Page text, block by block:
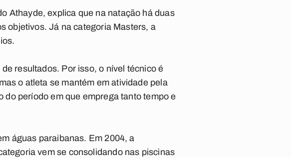
Athayde, explica que na natação há duas
objetivos. Já na categoria Masters, a
resultados. Por isso, o nível técnico é
o atleta se mantém em atividade pela
período em que emprega tanto tempo e
águas paraibanas. Em 2004, a
vem se consolidando nas piscinas